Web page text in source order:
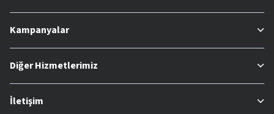
Kampanyalar
Diğer Hizmetlerimiz
İletişim